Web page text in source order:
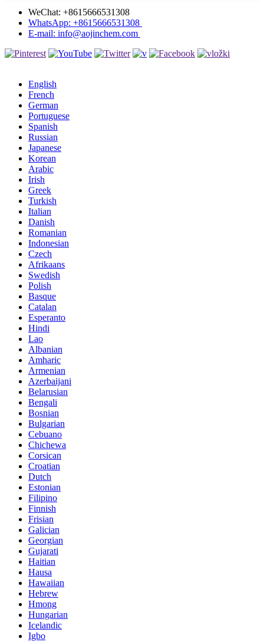
WeChat: +8615666531308
WhatsApp: +8615666531308
E-mail: info@aojinchem.com
English
French
German
Portuguese
Spanish
Russian
Japanese
Korean
Arabic
Irish
Greek
Turkish
Italian
Danish
Romanian
Indonesian
Czech
Afrikaans
Swedish
Polish
Basque
Catalan
Esperanto
Hindi
Lao
Albanian
Amharic
Armenian
Azerbaijani
Belarusian
Bengali
Bosnian
Bulgarian
Cebuano
Chichewa
Corsican
Croatian
Dutch
Estonian
Filipino
Finnish
Frisian
Galician
Georgian
Gujarati
Haitian
Hausa
Hawaiian
Hebrew
Hmong
Hungarian
Icelandic
Igbo